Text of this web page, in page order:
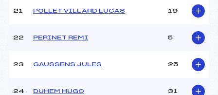
21 POLLET VILLARD LUCAS 19
22 PERINET REMI 5
23 GAUSSENS JULES 25
24 DUHEM HUGO 31